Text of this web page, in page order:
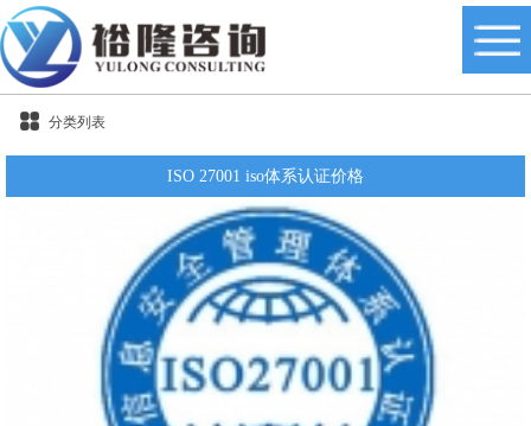
分类列表
ISO 27001 iso体系认证价格